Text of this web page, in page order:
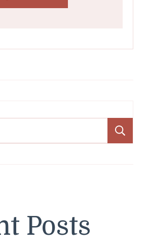
Posts